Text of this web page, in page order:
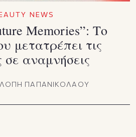
NEWS
Memories”: Το
μετατρέπει τις
σε αναμνήσεις
ΠΑΠΑΝΙΚΟΛΑΟΥ